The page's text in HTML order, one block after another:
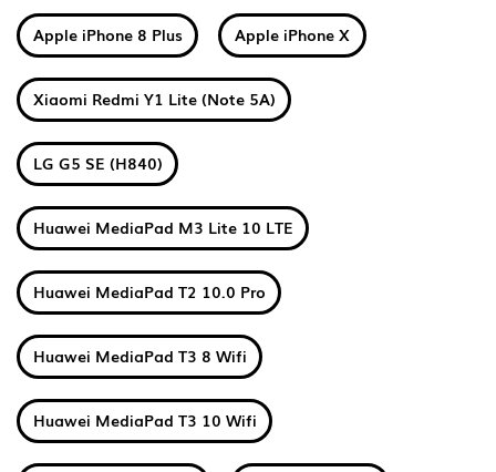
Apple iPhone 8 Plus Apple iPhone X
Xiaomi Redmi Y1 Lite (Note 5A)
LG G5 SE (H840)
Huawei MediaPad M3 Lite 10 LTE
Huawei MediaPad T2 10.0 Pro
Huawei MediaPad T3 8 Wifi
Huawei MediaPad T3 10 Wifi